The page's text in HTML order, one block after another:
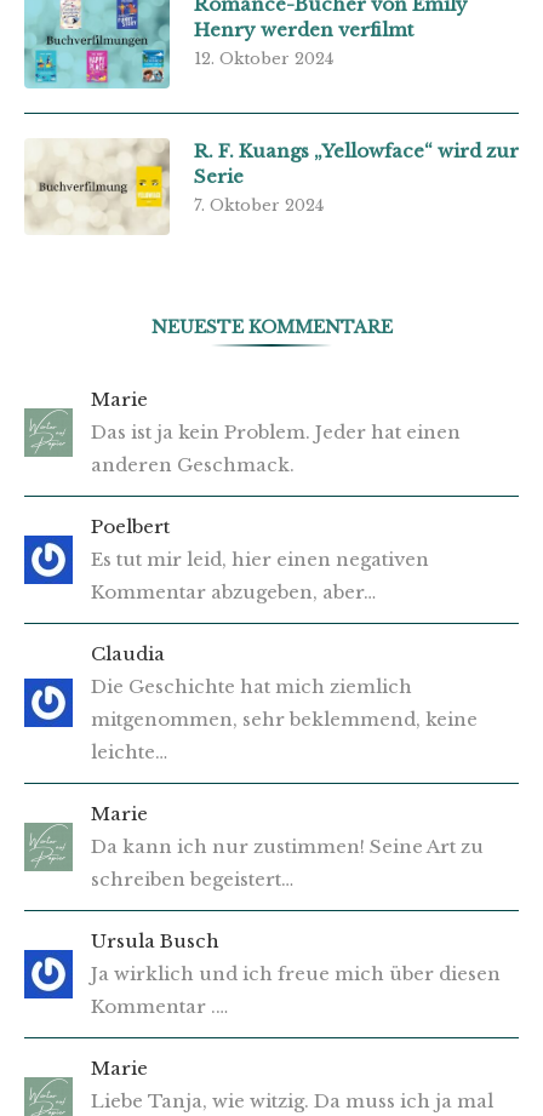
Henry werden verfilmt
12. Oktober 2024
R. F. Kuangs „Yellowface“ wird zur
Serie
7. Oktober 2024
NEUESTE KOMMENTARE
Marie
Das ist ja kein Problem. Jeder hat einen
anderen Geschmack.
Poelbert
Es tut mir leid, hier einen negativen
Kommentar abzugeben, aber…
Claudia
Die Geschichte hat mich ziemlich
mitgenommen, sehr beklemmend, keine
leichte…
Marie
Da kann ich nur zustimmen! Seine Art zu
schreiben begeistert…
Ursula Busch
Ja wirklich und ich freue mich über diesen
Kommentar .…
Marie
Liebe Tanja, wie witzig. Da muss ich ja mal